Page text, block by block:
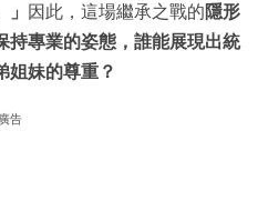
因此，這場繼承之戰的隱形
持專業的姿態，誰能展現出統
姐妹的尊重？
廣告